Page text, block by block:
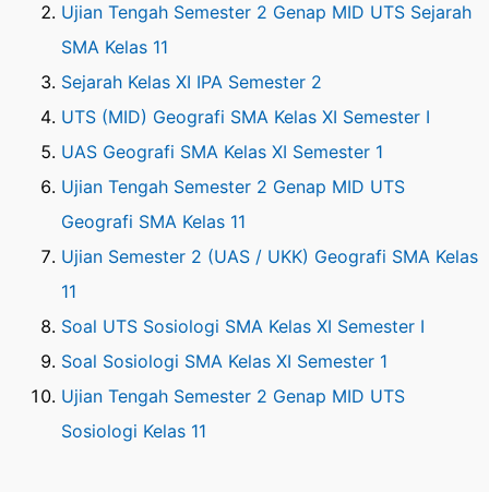
Ujian Tengah Semester 2 Genap MID UTS Sejarah
SMA Kelas 11
Sejarah Kelas XI IPA Semester 2
UTS (MID) Geografi SMA Kelas XI Semester I
UAS Geografi SMA Kelas XI Semester 1
Ujian Tengah Semester 2 Genap MID UTS
Geografi SMA Kelas 11
Ujian Semester 2 (UAS / UKK) Geografi SMA Kelas
11
Soal UTS Sosiologi SMA Kelas XI Semester I
Soal Sosiologi SMA Kelas XI Semester 1
Ujian Tengah Semester 2 Genap MID UTS
Sosiologi Kelas 11